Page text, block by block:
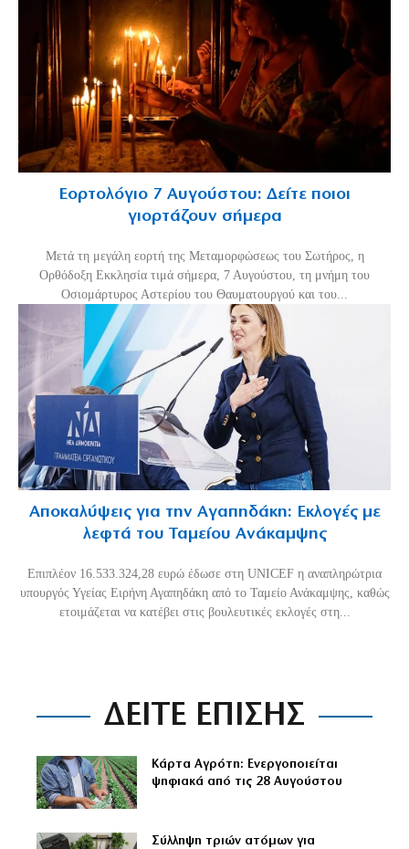
Εορτολόγιο 7 Αυγούστου: Δείτε ποιοι
γιορτάζουν σήμερα
Μετά τη μεγάλη εορτή της Μεταμορφώσεως του Σωτήρος, η
Ορθόδοξη Εκκλησία τιμά σήμερα, 7 Αυγούστου, τη μνήμη του
Οσιομάρτυρος Αστερίου του Θαυματουργού και του...
Αποκαλύψεις για την Αγαπηδάκη: Εκλογές με
λεφτά του Ταμείου Ανάκαμψης
Επιπλέον 16.533.324,28 ευρώ έδωσε στη UNICEF η αναπληρώτρια
υπουργός Υγείας Ειρήνη Αγαπηδάκη από το Ταμείο Ανάκαμψης, καθώς
ετοιμάζεται να κατέβει στις βουλευτικές εκλογές στη...
ΔΕΙΤΕ ΕΠΙΣΗΣ
Κάρτα Αγρότη: Ενεργοποιείται
ψηφιακά από τις 28 Αυγούστου
Σύλληψη τριών ατόμων για